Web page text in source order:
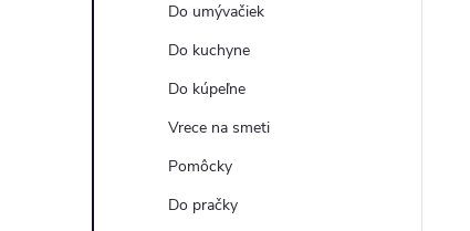
Do umývačiek
Do kuchyne
Do kúpeľne
Vrece na smeti
Pomôcky
Do pračky